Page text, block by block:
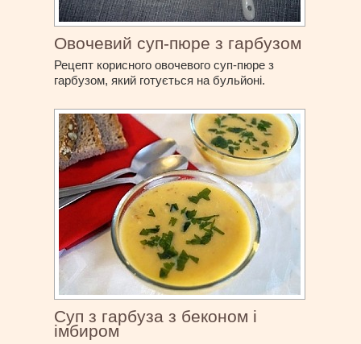
Овочевий суп-пюре з гарбузом
Рецепт корисного овочевого суп-пюре з
гарбузом, який готується на бульйоні.
Суп з гарбуза з беконом і
імбиром